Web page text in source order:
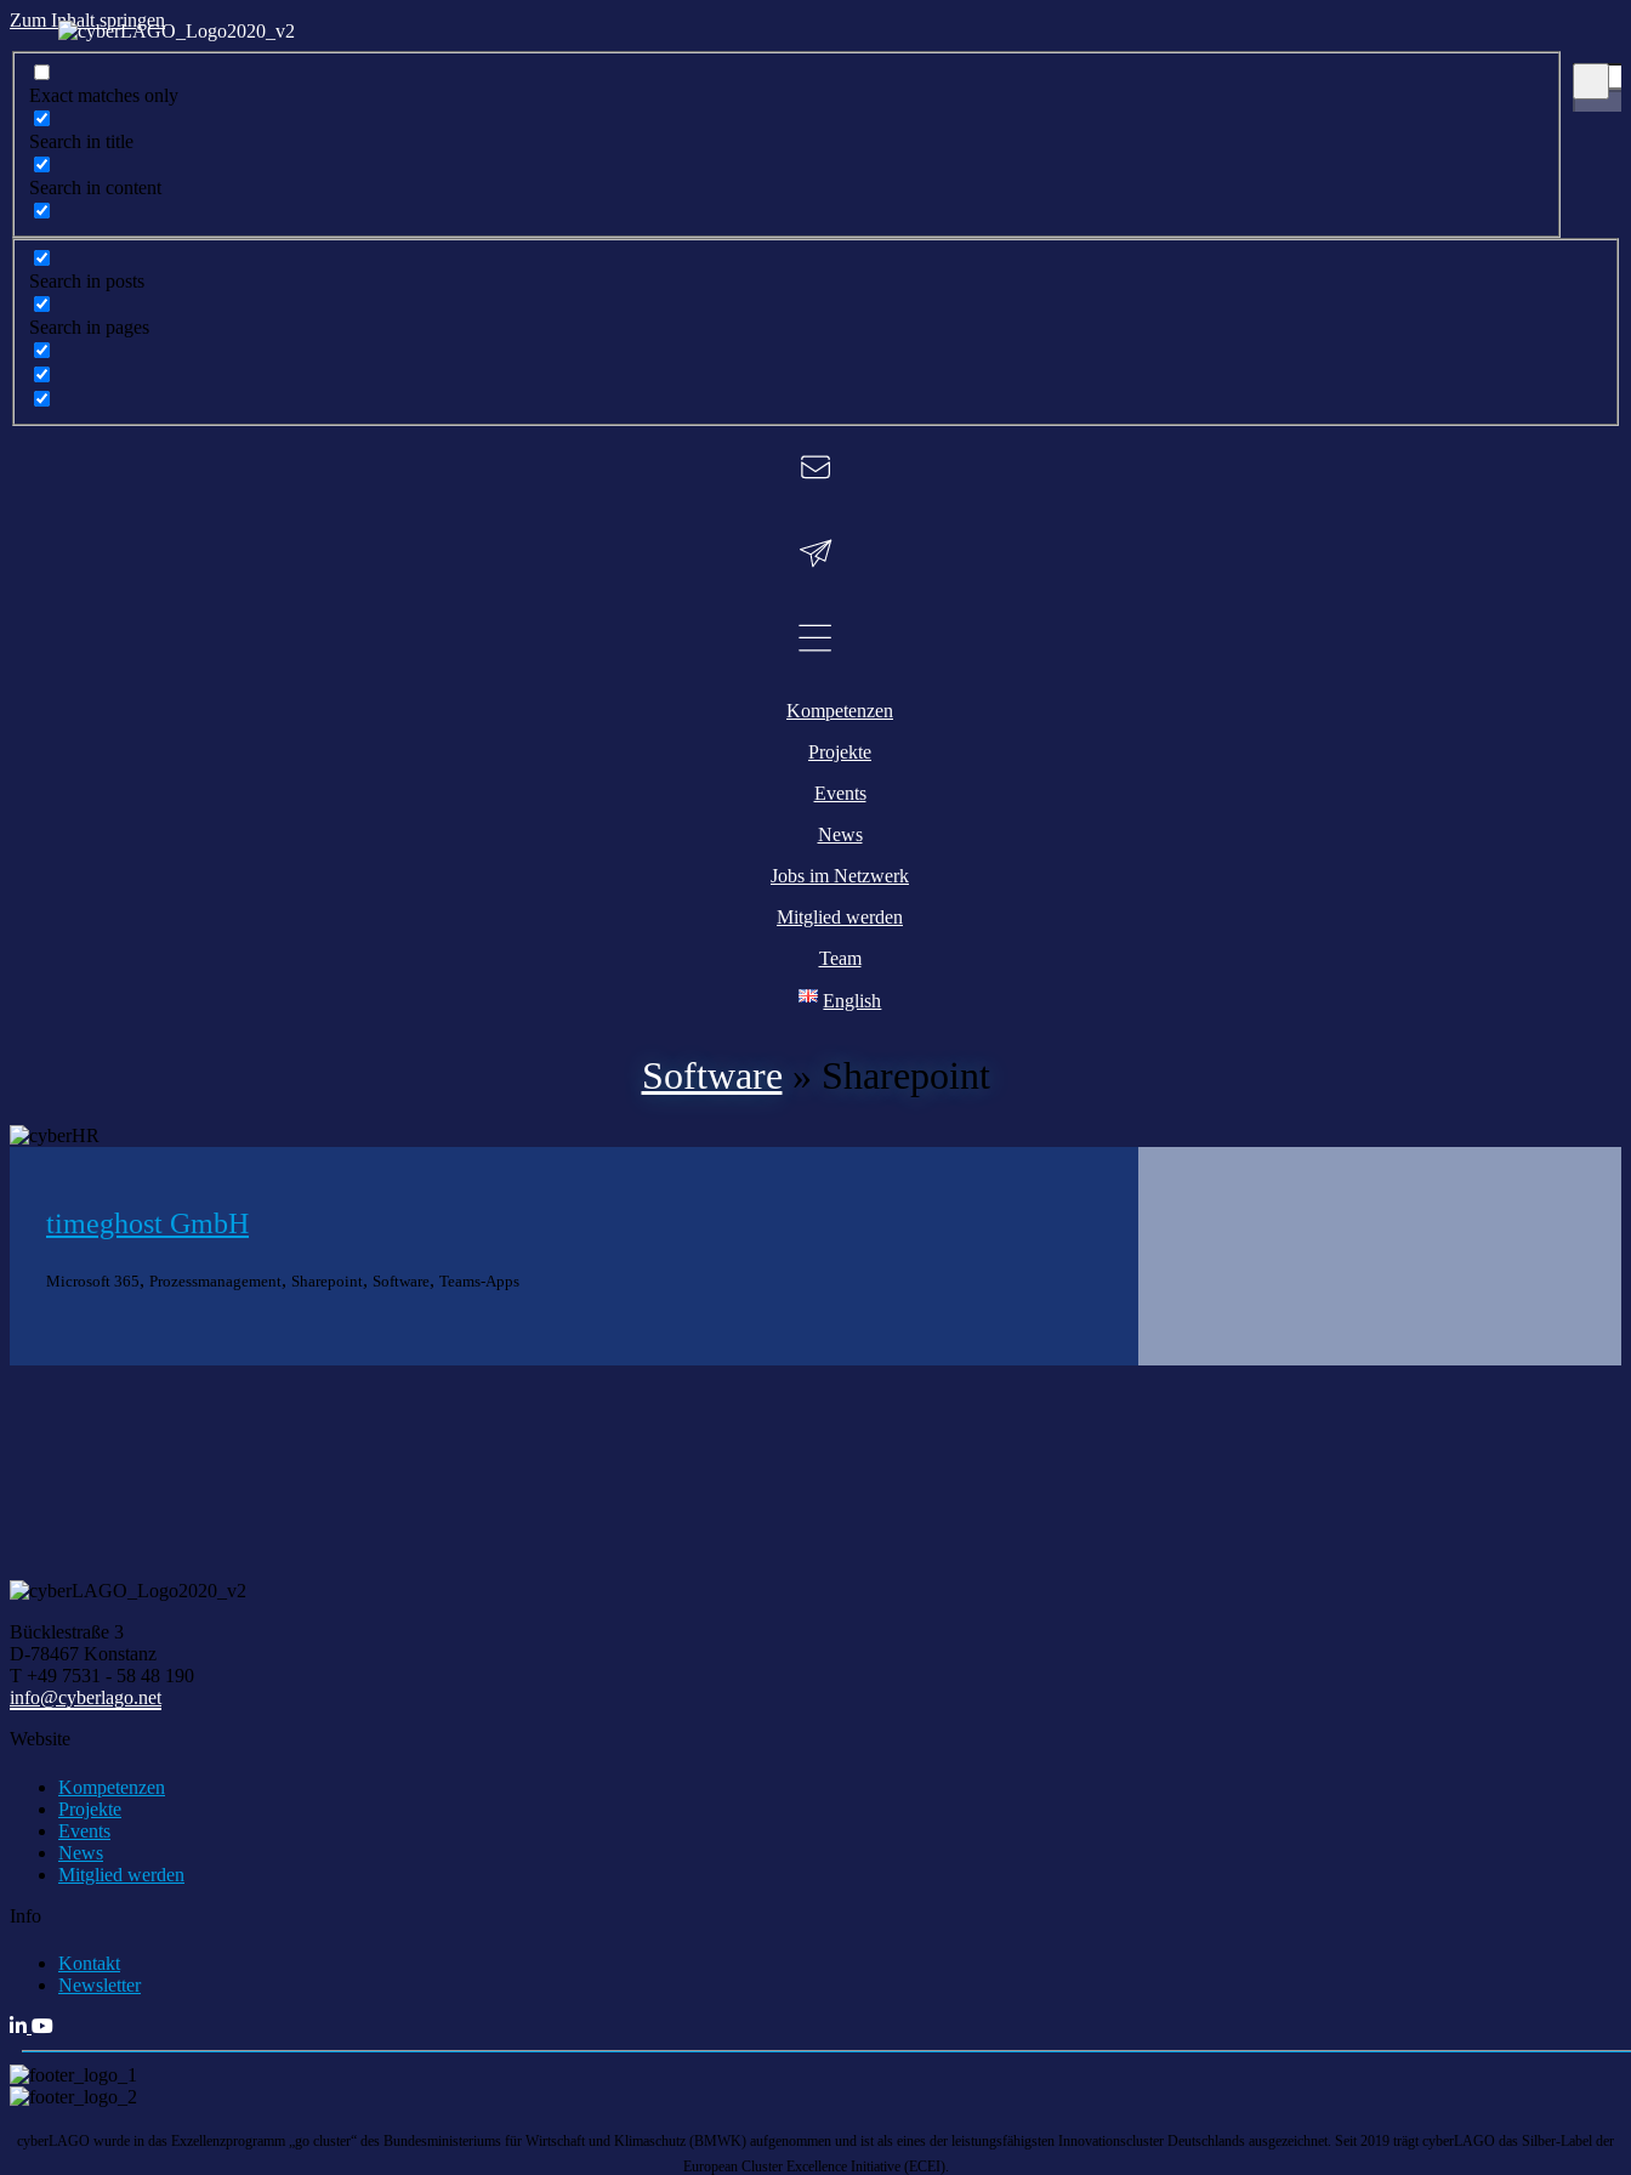
Zum Inhalt springen
Exact matches only
Search in title
Search in content
Search in posts
Search in pages
Kompetenzen
Projekte
Events
News
Jobs im Netzwerk
Mitglied werden
Team
English
Software» Sharepoint
timeghost GmbH
Microsoft 365, Prozessmanagement, Sharepoint, Software, Teams-Apps
Bücklestraße 3
D-78467 Konstanz
T +49 7531 - 58 48 190
info@cyberlago.net
Website
Kompetenzen
Projekte
Events
News
Mitglied werden
Info
Kontakt
Newsletter
cyberLAGO wurde in das Exzellenzprogramm „go cluster“ des Bundesministeriums für Wirtschaft und Klimaschutz (BMWK) aufgenommen und ist als eines der leistungsfähigsten Innovationscluster Deutschlands ausgezeichnet. Seit 2019 trägt cyberLAGO das Silber-Label der
European Cluster Excellence Initiative (ECEI).